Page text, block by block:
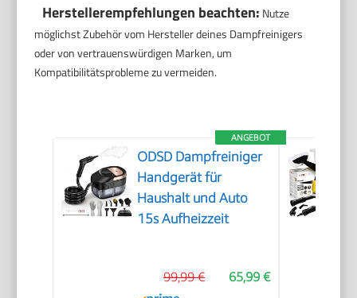
Herstellerempfehlungen beachten: Nutze
möglichst Zubehör vom Hersteller deines Dampfreinigers
oder von vertrauenswürdigen Marken, um
Kompatibilitätsprobleme zu vermeiden.
ANGEBOT
ODSD Dampfreiniger
Handgerät für
Haushalt und Auto
15s Aufheizzeit
65,99 €
99,99 €